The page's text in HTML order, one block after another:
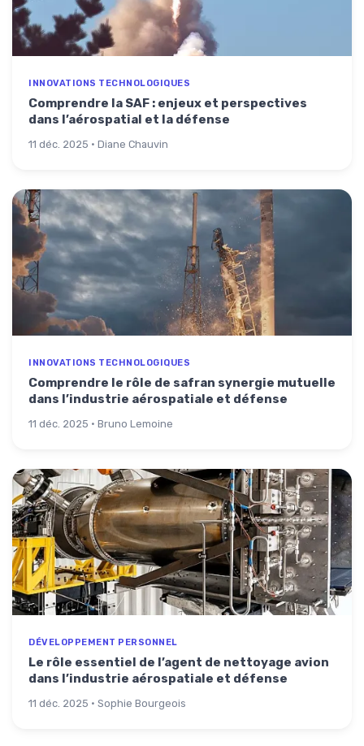
INNOVATIONS TECHNOLOGIQUES
Comprendre la SAF : enjeux et perspectives
dans l’aérospatial et la défense
11 déc. 2025 · Diane Chauvin
INNOVATIONS TECHNOLOGIQUES
Comprendre le rôle de safran synergie mutuelle
dans l’industrie aérospatiale et défense
11 déc. 2025 · Bruno Lemoine
DÉVELOPPEMENT PERSONNEL
Le rôle essentiel de l’agent de nettoyage avion
dans l’industrie aérospatiale et défense
11 déc. 2025 · Sophie Bourgeois